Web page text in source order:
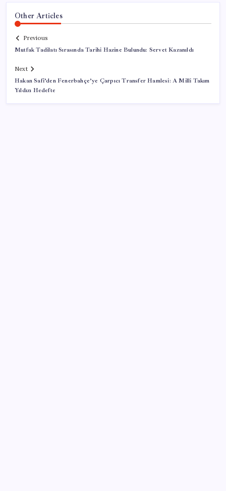
Other Articles
Previous
Mutfak Tadilatı Sırasında Tarihi Hazine Bulundu: Servet Kazanıldı
Next
Hakan Safi’den Fenerbahçe’ye Çarpıcı Transfer Hamlesi: A Milli Takım
Yıldızı Hedefte